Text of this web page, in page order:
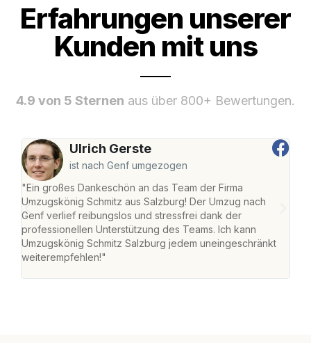
Erfahrungen unserer
Kunden mit uns
4.9 von 5 Sternen aus über 800+ Bewertungen.
Ulrich Gerste
ist nach Genf umgezogen
"Ein großes Dankeschön an das Team der Firma
Umzugskönig Schmitz aus Salzburg! Der Umzug nach
Genf verlief reibungslos und stressfrei dank der
professionellen Unterstützung des Teams. Ich kann
Umzugskönig Schmitz Salzburg jedem uneingeschränkt
weiterempfehlen!"